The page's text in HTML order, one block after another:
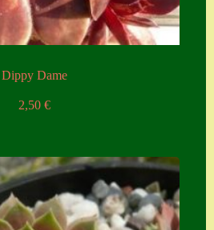
Dippy Dame
2,50 €